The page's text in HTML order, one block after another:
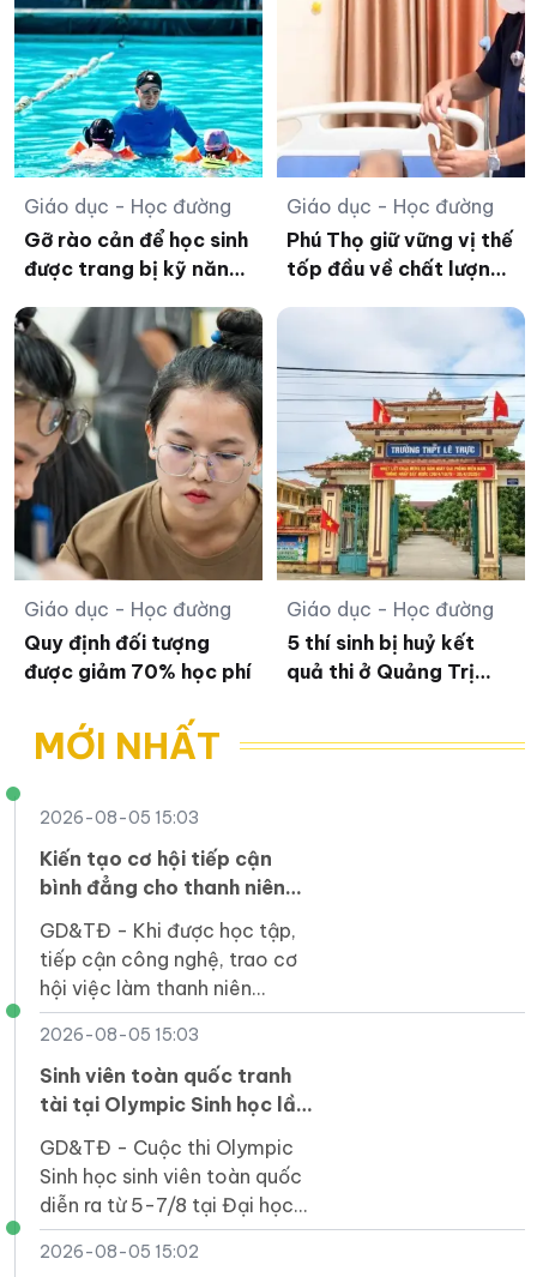
Giáo dục - Học đường
Gỡ rào cản để học sinh
được trang bị kỹ năng
Giáo dục - Học đường
Phú Thọ giữ vững vị thế
tốp đầu về chất lượng
Giáo dục - Học đường
Quy định đối tượng
được giảm 70% học phí
Giáo dục - Học đường
5 thí sinh bị huỷ kết
quả thi ở Quảng Trị
MỚI NHẤT
2026-08-05 15:03
Kiến tạo cơ hội tiếp cận
bình đẳng cho thanh niên
khuyết tật trong kỷ nguyên
số
GD&TĐ - Khi được học tập,
tiếp cận công nghệ, trao cơ
hội việc làm thanh niên
khuyết tật hoàn toàn có thể
trở thành nguồn lực phát triển
của quốc gia.
2026-08-05 15:03
Sinh viên toàn quốc tranh
tài tại Olympic Sinh học lần
GD&TĐ - Cuộc thi Olympic
Sinh học sinh viên toàn quốc
diễn ra từ 5-7/8 tại Đại học
Duy Tân thu hút 164 thí sinh
của 31 cơ sở giáo dục đại học
2026-08-05 15:02